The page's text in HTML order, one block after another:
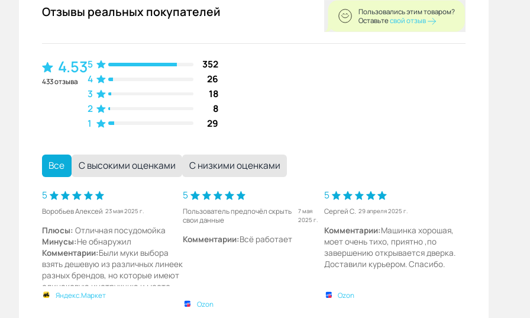
Отзывы реальных покупателей
Пользовались этим товаром?
Оставьтесвой отзыв
4.53
433 отзыва
5
352
4
26
3
18
2
8
1
29
Все С высокими оценками С низкими оценками
5
Воробьев Алексей 23 мая 2025 г.
Плюсы: Отличная посудомойка
Минусы:Не обнаружил
Комментарии:Были муки выбора
взять дешевую из различных линеек
разных брендов, но которые имеют
одинаковую инструкцию и место
изготовления - Китай, завод Мидея.
Яндекс.Маркет
5
Пользователь предпочёл скрыть
свои данные
7 мая
2025 г.
Комментарии:Всё работает
Ozon
5
Сергей С. 29 апреля 2025 г.
Комментарии:Машинка хорошая,
моет очень тихо, приятно ,по
завершению открывается дверка.
Доставили курьером. Спасибо.
Ozon